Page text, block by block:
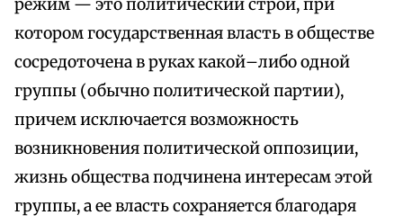
режим — это политический строй, при
котором государственная власть в обществе
сосредоточена в руках какой–либо одной
группы (обычно политической партии),
причем исключается возможность
возникновения политической оппозиции,
жизнь общества подчинена интересам этой
группы, а ее власть сохраняется благодаря